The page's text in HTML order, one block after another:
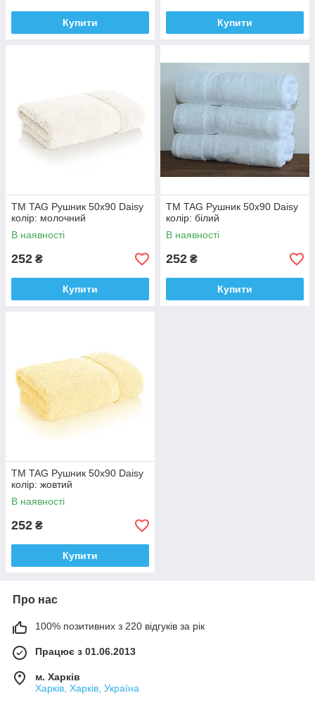
Купити Купити
ТМ TAG Рушник 50х90 Daisy
колір: молочний
В наявності
252 ₴
Купити
ТМ TAG Рушник 50х90 Daisy
колір: білий
В наявності
252 ₴
Купити
ТМ TAG Рушник 50х90 Daisy
колір: жовтий
В наявності
252 ₴
Купити
Про нас
100% позитивних з 220 відгуків за рік
Працює з 01.06.2013
м. Харків
Харків, Харків, Україна